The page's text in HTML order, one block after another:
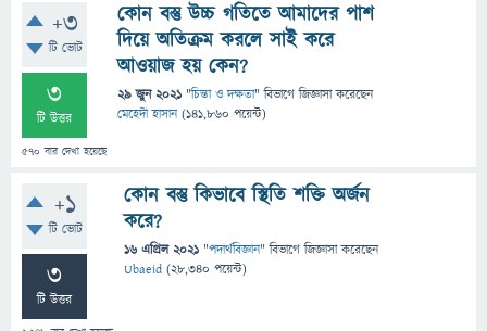
+3
টি ভোট
3
টি উত্তর
570 বার দেখা হয়েছে
কোন বস্তু উচ্চ গতিতে আমাদের পাশ
দিয়ে অতিক্রম করলে সাই করে
আওয়াজ হয় কেন?
29 জুন 2021 "চিন্তা ও দক্ষতা" বিভাগে জিজ্ঞাসাকরেছেন
মেহেদী হাসান (141,860 পয়েন্ট)
+1
টি ভোট
3
টি উত্তর
কোন বস্তু কিভাবে স্থিতি শক্তি অর্জন
করে?
16 এপ্রিল 2021 "পদার্থবিজ্ঞান" বিভাগে জিজ্ঞাসাকরেছেন
Ubaeid (28,340 পয়েন্ট)